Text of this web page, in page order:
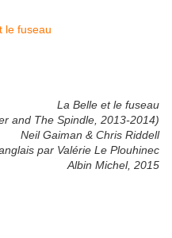
La Belle et le fuseau
and The Spindle, 2013-2014)
Neil Gaiman & Chris Riddell
par Valérie Le Plouhinec
Albin Michel, 2015